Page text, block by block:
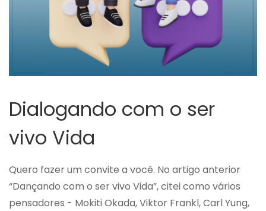
Dialogando com o ser
vivo Vida
Quero fazer um convite a você. No artigo anterior
“Dançando com o ser vivo Vida”, citei como vários
pensadores - Mokiti Okada, Viktor Frankl, Carl Yung,